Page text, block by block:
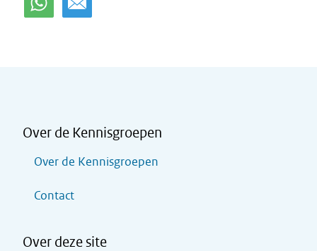
Over de Kennisgroepen
Over de Kennisgroepen
Contact
Over deze site